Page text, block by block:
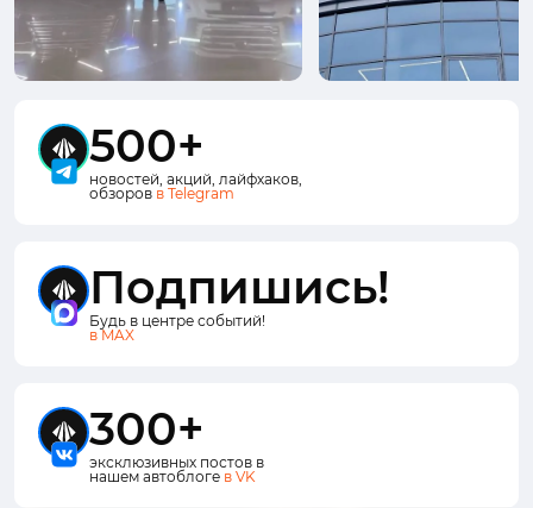
500+
новостей, акций, лайфхаков,
обзоров в Telegram
Подпишись!
Будь в центре событий!
в MAX
300+
эксклюзивных постов в
нашем автоблоге в VK